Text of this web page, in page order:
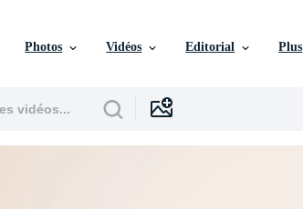
Photos Vidéos Editorial Plus